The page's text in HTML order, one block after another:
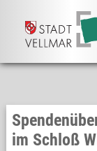
im Schloß